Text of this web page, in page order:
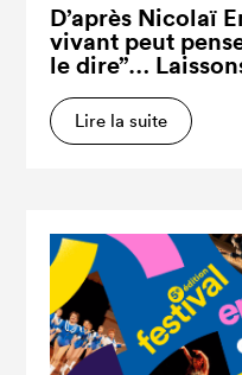
D’après Nicolaï
vivant peut
le dire”…
Lire la suite